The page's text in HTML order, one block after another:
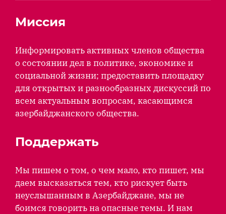
Миссия
Информировать активных членов общества
о состоянии дел в политике, экономике и
социальной жизни; предоставить площадку
для открытых и разнообразных дискуссий по
всем актуальным вопросам, касающимся
азербайджанского общества.
Поддержать
Мы пишем о том, о чем мало, кто пишет, мы
даем высказаться тем, кто рискует быть
неуслышанным в Азербайджане, мы не
боимся говорить на опасные темы. И нам